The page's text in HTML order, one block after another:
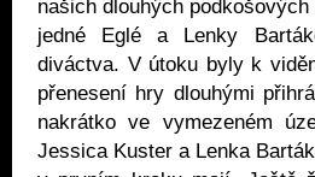
našich dlouhých
jedné Eglé a Lenky
diváctva. V útoku byly k
přenesení hry dlouhými
nakrátko ve vymezeném
Jessica Kuster a Lenka